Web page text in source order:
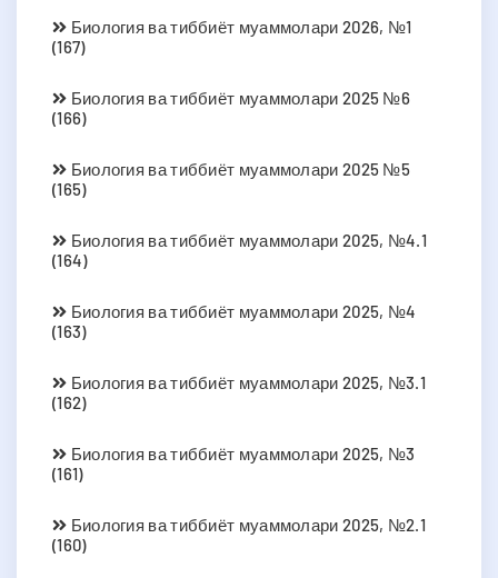
Биология ва тиббиёт муаммолари 2026, №1
(167)
Биология ва тиббиёт муаммолари 2025 №6
(166)
Биология ва тиббиёт муаммолари 2025 №5
(165)
Биология ва тиббиёт муаммолари 2025, №4.1
(164)
Биология ва тиббиёт муаммолари 2025, №4
(163)
Биология ва тиббиёт муаммолари 2025, №3.1
(162)
Биология ва тиббиёт муаммолари 2025, №3
(161)
Биология ва тиббиёт муаммолари 2025, №2.1
(160)